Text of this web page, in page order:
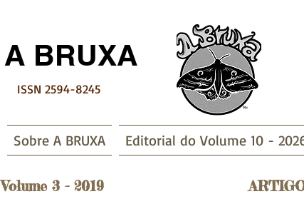
A BRUXA
ISSN 2594-8245
Sobre A BRUXA Editorial do Volume 10 -
Volume 3 - 2019